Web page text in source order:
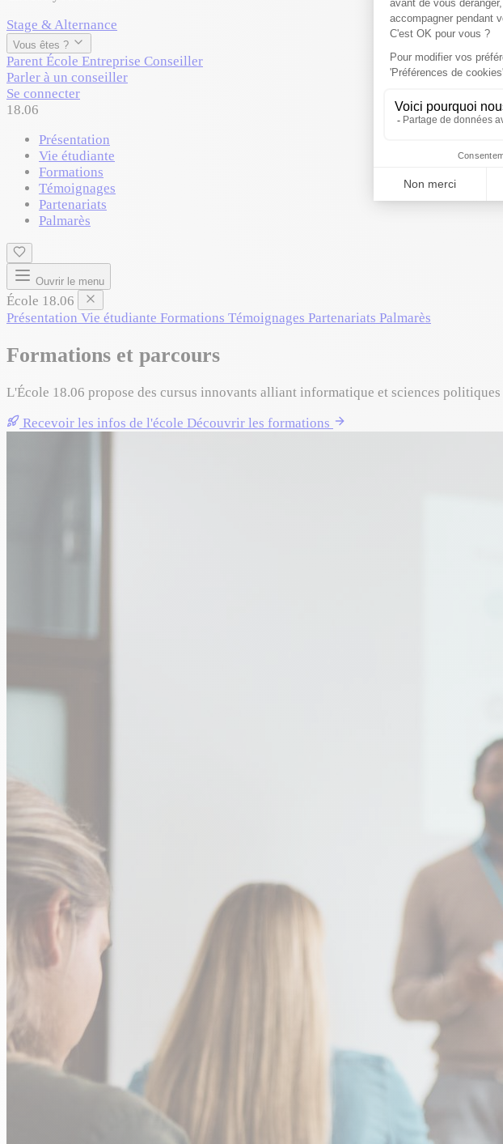
Stage & Alternance
Vous êtes ?
Parent École Entreprise Conseiller
Parler à un conseiller
Se connecter
18.06
Présentation
Vie étudiante
Formations
Témoignages
Partenariats
Palmarès
Ouvrir le menu
École 18.06
Présentation Vie étudiante Formations Témoignages Partenariats Palmarès
Formations et parcours
L'École 18.06 propose des cursus innovants alliant informatique et sciences
Recevoir les infos de l'école Découvrir les formations